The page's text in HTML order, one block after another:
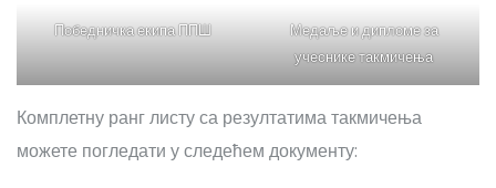
Победничка екипа ППШ
Медаље и дипломе за
учеснике такмичења
Комплетну ранг листу са резултатима такмичења
можете погледати у следећем документу: